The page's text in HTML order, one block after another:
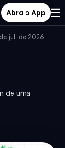
Abra o App
jul. de 2026·
de uma